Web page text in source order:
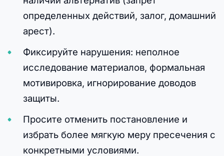
определенных действий, залог, домашний
арест).
Фиксируйте нарушения: неполное
исследование материалов, формальная
мотивировка, игнорирование доводов
защиты.
Просите отменить постановление и
избрать более мягкую меру пресечения с
конкретными условиями.